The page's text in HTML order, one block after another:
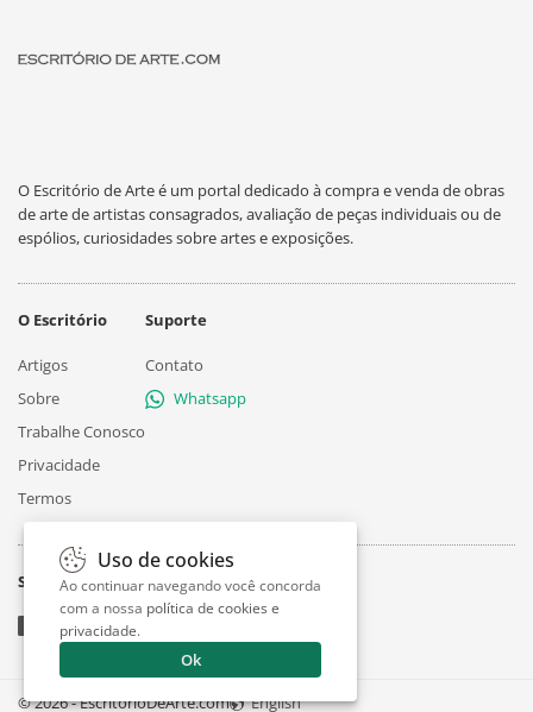
O Escritório de Arte é um portal dedicado à compra e venda de obras
de arte de artistas consagrados, avaliação de peças individuais ou de
espólios, curiosidades sobre artes e exposições.
O Escritório
Artigos
Sobre
Trabalhe Conosco
Privacidade
Termos
Suporte
Contato
Whatsapp
Siga
© 2026 - EscritorioDeArte.com English
Uso de cookies
Ao continuar navegando você concorda
com a nossa política de cookies e
privacidade.
Ok